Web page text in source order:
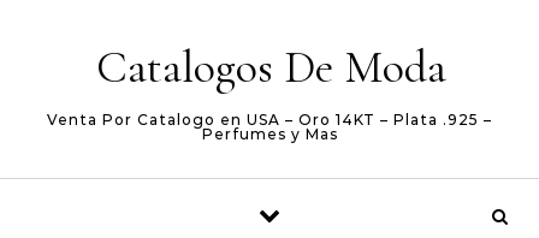
Catalogos De Moda
Venta Por Catalogo en USA – Oro 14KT – Plata .925 –
Perfumes y Mas